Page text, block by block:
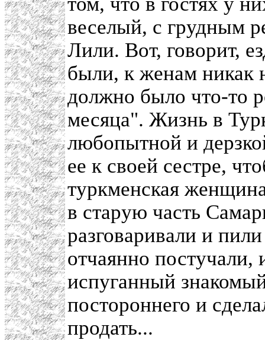
веселый, с грудным
Лили. Вот, говорит,
были, к женам никак
должно было что-то
месяца". Жизнь в
любопытной и
ее к своей сестре,
туркменская
в старую часть
разговаривали и
отчаянно постучали,
испуганный
постороннего и
продать...